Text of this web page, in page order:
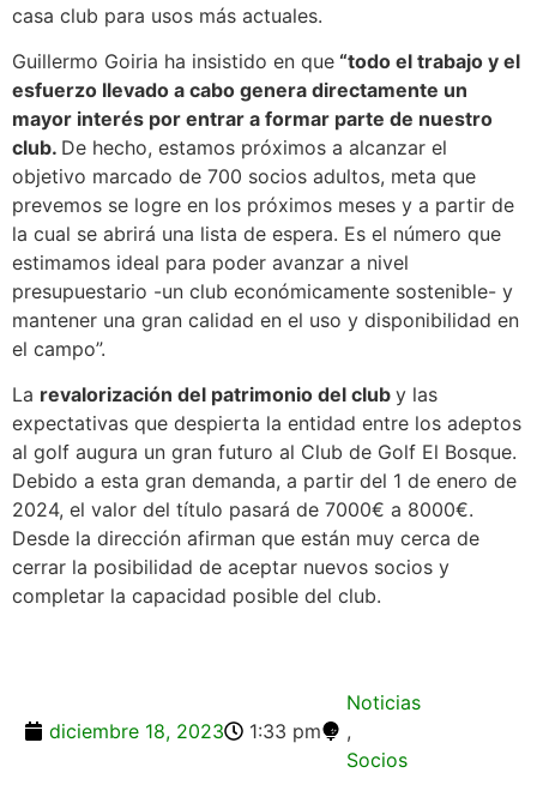
casa club para usos más actuales.
Guillermo Goiria ha insistido en que “todo el trabajo y el
esfuerzo llevado a cabo genera directamente un
mayor interés por entrar a formar parte de nuestro
club. De hecho, estamos próximos a alcanzar el
objetivo marcado de 700 socios adultos, meta que
prevemos se logre en los próximos meses y a partir de
la cual se abrirá una lista de espera. Es el número que
estimamos ideal para poder avanzar a nivel
presupuestario -un club económicamente sostenible- y
mantener una gran calidad en el uso y disponibilidad en
el campo”.
La revalorización del patrimonio del club y las
expectativas que despierta la entidad entre los adeptos
al golf augura un gran futuro al Club de Golf El Bosque.
Debido a esta gran demanda, a partir del 1 de enero de
2024, el valor del título pasará de 7000€ a 8000€.
Desde la dirección afirman que están muy cerca de
cerrar la posibilidad de aceptar nuevos socios y
completar la capacidad posible del club.
diciembre 18, 2023 1:33 pm
Noticias
,
Socios